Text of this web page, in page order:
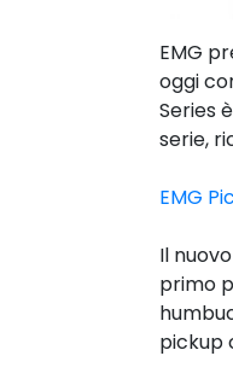
EMG
oggi
Series
serie,
EMG
Il
primo
pickup